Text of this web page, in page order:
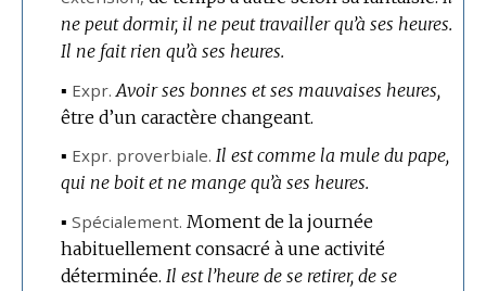
ne peut dormir, il ne peut travailler qu’à ses heures.
Il ne fait rien qu’à ses heures.
▪ Expr. Avoir ses bonnes et ses mauvaises heures,
être d’un caractère changeant.
▪ Expr. proverbiale. Il est comme la mule du pape,
qui ne boit et ne mange qu’à ses heures.
▪ Spécialement. Moment de la journée
habituellement consacré à une activité
déterminée. Il est l’heure de se retirer, de se